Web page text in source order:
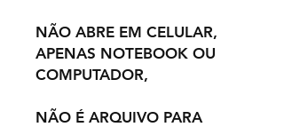
NÃO ABRE EM CELULAR,
APENAS NOTEBOOK OU
COMPUTADOR,
NÃO É ARQUIVO PARA